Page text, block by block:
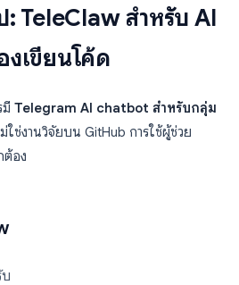
: TeleClaw สำหรับ AI
เขียนโค้ด
Telegram AI chatbot สำหรับกลุ่ม
ใช่งานวิจัยบน GitHub การใช้ผู้ช่วย
ต้อง
บ